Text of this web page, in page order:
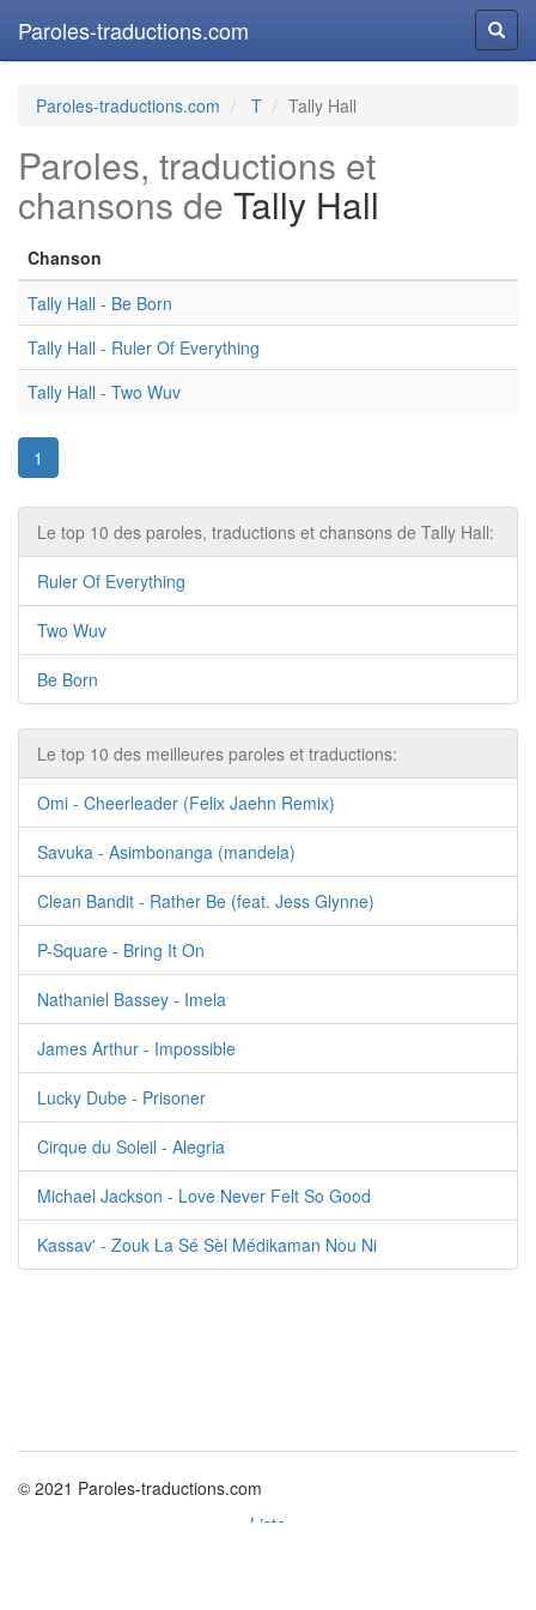
Paroles-traductions.com
Paroles-traductions.com T Tally Hall
Paroles, traductions et
chansons de Tally Hall
Chanson
Tally Hall - Be Born
Tally Hall - Ruler Of Everything
Tally Hall - Two Wuv
1
Le top 10 des paroles, traductions et chansons de Tally Hall:
Ruler Of Everything
Two Wuv
Be Born
Le top 10 des meilleures paroles et traductions:
Omi - Cheerleader (Felix Jaehn Remix)
Savuka - Asimbonanga (mandela)
Clean Bandit - Rather Be (feat. Jess Glynne)
P-Square - Bring It On
Nathaniel Bassey - Imela
James Arthur - Impossible
Lucky Dube - Prisoner
Cirque du Soleil - Alegria
Michael Jackson - Love Never Felt So Good
Kassav' - Zouk La Sé Sèl Médikaman Nou Ni
© 2021 Paroles-traductions.com
Liste